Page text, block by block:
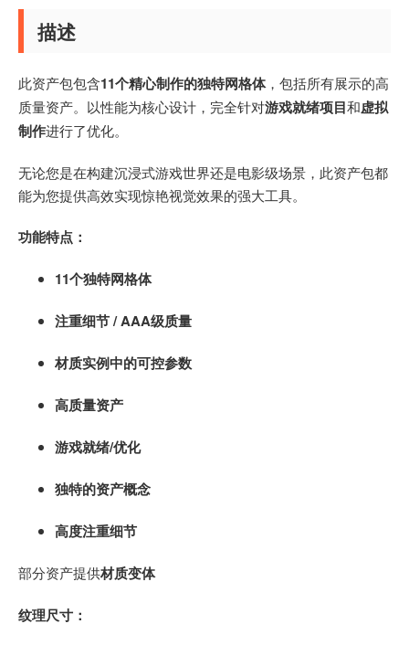
描述
此资产包包含11个精心制作的独特网格体，包括所有展示的高
质量资产。以性能为核心设计，完全针对游戏就绪项目和虚拟
制作进行了优化。
无论您是在构建沉浸式游戏世界还是电影级场景，此资产包都
能为您提供高效实现惊艳视觉效果的强大工具。
功能特点：
11个独特网格体
注重细节 / AAA级质量
材质实例中的可控参数
高质量资产
游戏就绪/优化
独特的资产概念
高度注重细节
部分资产提供材质变体
纹理尺寸：